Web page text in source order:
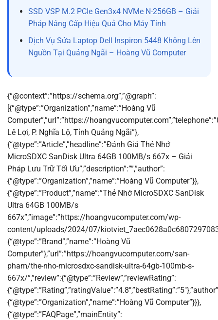
SSD VSP M.2 PCIe Gen3x4 NVMe N-256GB – Giải
Pháp Nâng Cấp Hiệu Quả Cho Máy Tính
Dịch Vụ Sửa Laptop Dell Inspiron 5448 Không Lên
Nguồn Tại Quảng Ngãi – Hoàng Vũ Computer
{“@context”:”https://schema.org”,”@graph”:
[{“@type”:”Organization”,”name”:”Hoàng Vũ
Computer”,”url”:”https://
Lê Lợi, P. Nghĩa Lộ, Tỉnh Quảng Ngãi”},
{“@type”:”Article”,”headline”:”Đánh Giá Thẻ Nhớ
MicroSDXC SanDisk Ultra 64GB 100MB/s 667x – Giải
Pháp Lưu Trữ Tối Ưu”,”description”:””,”author”:
{“@type”:”Organization”,”name”:”Hoàng Vũ Computer”}},
{“@type”:”Product”,”name”:”Thẻ Nhớ MicroSDXC SanDisk
Ultra 64GB 100MB/s
667x”,”image”:”https://hoangvucomputer.com/wp-
content/uploads/2024/07/
{“@type”:”Brand”,”name”:”Hoàng Vũ
Computer”},”url”:”https://hoangvucomputer.com/san-
pham/the-nho-microsdxc-sandisk-ultra-64gb-100mb-s-
667x/”,”review”:{“@type”:”Review”,”reviewRating”:
{“@type”:”Organization”,”name”:”Hoàng Vũ Computer”}}},
{“@type”:”FAQPage”,”mainEntity”: